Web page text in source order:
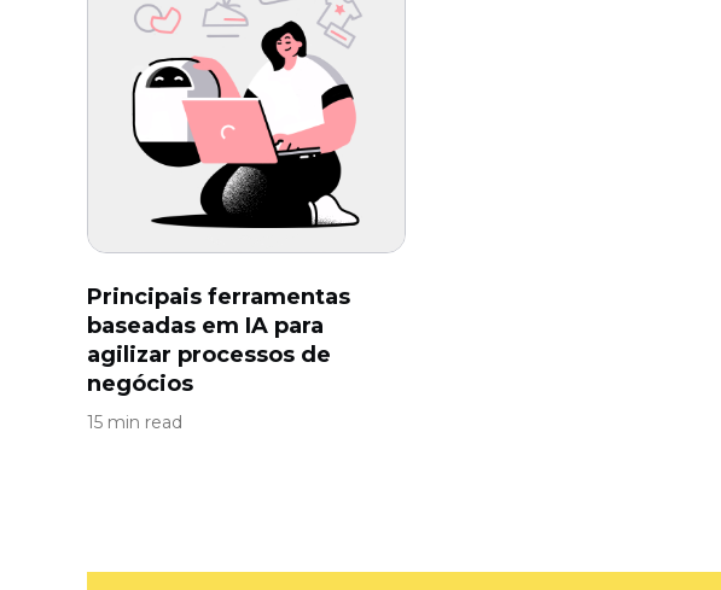
Principais ferramentas
baseadas em IA para
agilizar processos de
negócios
15 min read